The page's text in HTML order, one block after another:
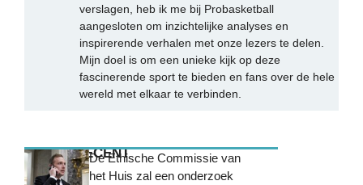
verslagen, heb ik me bij Probasketball
aangesloten om inzichtelijke analyses en
inspirerende verhalen met onze lezers te delen.
Mijn doel is om een unieke kijk op deze
fascinerende sport te bieden en fans over de hele
wereld met elkaar te verbinden.
MEEST RECENTDe Ethische Commissie van
het Huis zal een onderzoek